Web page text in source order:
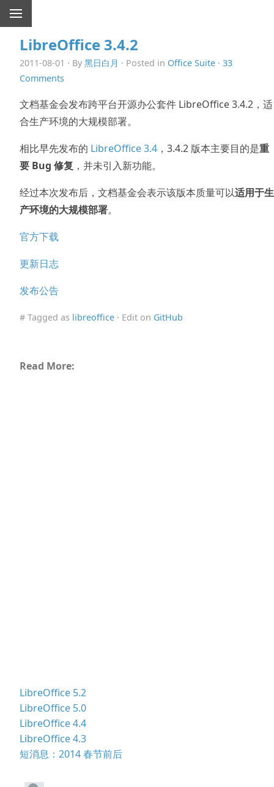
LibreOffice 3.4.2
2011-08-01 · By 黑日白月 · Posted in Office Suite · 33
Comments
文档基金会发布跨平台开源办公套件 LibreOffice 3.4.2，适
合生产环境的大规模部署。
相比早先发布的 LibreOffice 3.4 ，3.4.2 版本主要目的是重
要 Bug 修复 ，并未引入新功能。
经过本次发布后，文档基金会表示该版本质量可以适用于生
产环境的大规模部署。
官方下载
更新日志
发布公告
# Tagged as libreoffice · Edit on GitHub
Read More:
LibreOffice 5.2
LibreOffice 5.0
LibreOffice 4.4
LibreOffice 4.3
短消息：2014 春节前后